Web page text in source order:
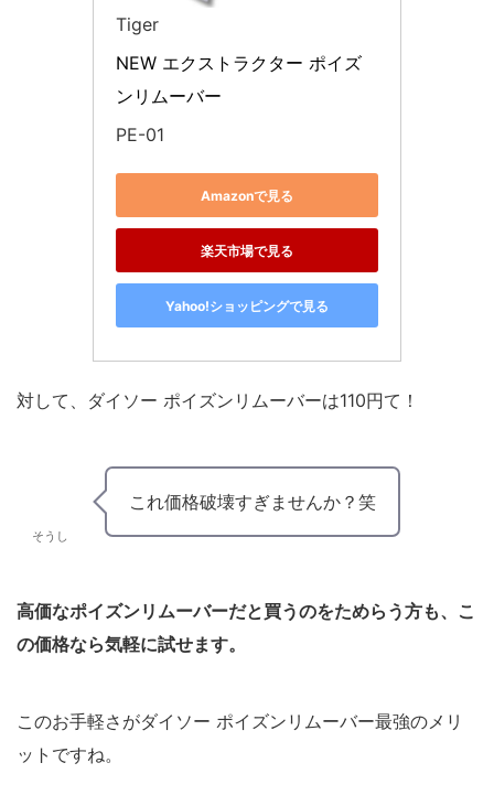
Tiger
NEW エクストラクター ポイズ
ンリムーバー
PE-01
Amazonで見る
楽天市場で見る
Yahoo!ショッピングで見る
対して、ダイソー ポイズンリムーバーは110円て！
そうし
これ価格破壊すぎませんか？笑
高価なポイズンリムーバーだと買うのをためらう方も、こ
の価格なら気軽に試せます。
このお手軽さがダイソー ポイズンリムーバー最強のメリ
ットですね。